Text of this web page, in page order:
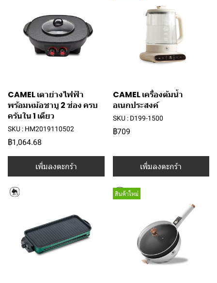
CAMEL เตาย่างไฟฟ้า
พร้อมหม้อชาบู 2 ช่อง ครบ
ครันใน 1 เดียว
SKU : HM2019110502
฿1,064.68
เพิ่มลงตะกร้า
CAMEL เครื่องต้มน้ำ
อเนกประสงค์
SKU : D199-1500
฿709
เพิ่มลงตะกร้า
สินค้าใหม่